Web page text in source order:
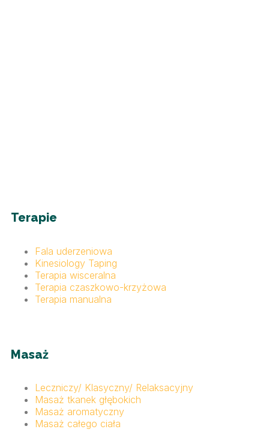
Terapie
Fala uderzeniowa
Kinesiology Taping
Terapia wisceralna
Terapia czaszkowo-krzyżowa
Terapia manualna
Masaż
Leczniczy/ Klasyczny/ Relaksacyjny
Masaż tkanek głębokich
Masaż aromatyczny
Masaż całego ciała